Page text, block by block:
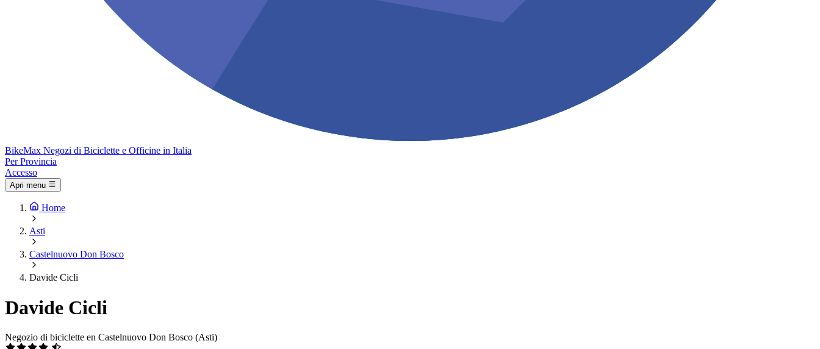
BikeMax Negozi di Biciclette e Officine in Italia
Per Provincia
Accesso
Apri menu
Home
Asti
Castelnuovo Don Bosco
Davide Cicli
Davide Cicli
Negozio di biciclette en Castelnuovo Don Bosco (Asti)